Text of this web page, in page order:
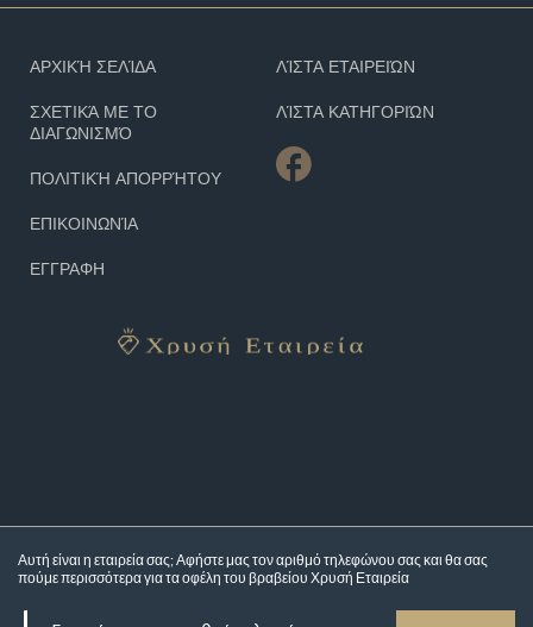
Αυτή είναι η εταιρεία σας; Αφήστε μας τον αριθμό τηλεφώνου σας και θα σας
πούμε περισσότερα για ταοφέλη του βραβείου Χρυσή Εταιρεία
ΑΡΧΙΚΉ ΣΕΛΊΔΑ
ΣΧΕΤΙΚΆ ΜΕ ΤΟ
ΔΙΑΓΩΝΙΣΜΌ
ΠΟΛΙΤΙΚΉ ΑΠΟΡΡΉΤΟΥ
ΕΠΙΚΟΙΝΩΝΊΑ
ΕΓΓΡΑΦΗ
ΛΊΣΤΑ ΕΤΑΙΡΕΙΏΝ
ΛΊΣΤΑ ΚΑΤΗΓΟΡΙΏΝ